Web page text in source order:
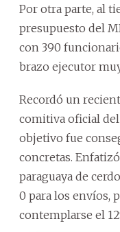
Por otra parte, al
presupuesto del
con 390
brazo ejecutor
Recordó un
comitiva oficial
objetivo fue
concretas.
paraguaya de
0 para los envíos,
contemplarse el